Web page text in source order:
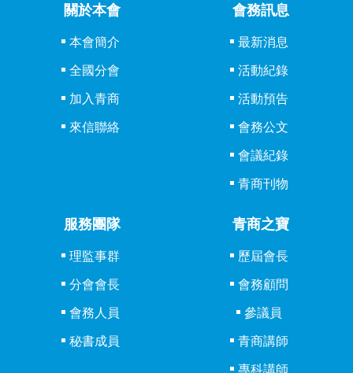
關於本會
本會簡介
全國分會
加入青商
來信聯絡
會務訊息
最新消息
活動紀錄
活動預告
會務公文
會議紀錄
青商刊物
服務團隊
理監事群
分會會長
會務人員
秘書成員
青商之寶
歷屆會長
會務顧問
參議員
青商講師
專科講師